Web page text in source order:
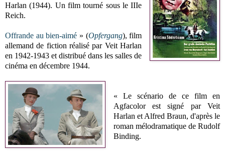
Harlan (1944). Un film tourné sous le IIIe
Reich.
Offrande au bien-aimé » (Opfergang), film
allemand de fiction réalisé par Veit Harlan
en 1942-1943 et distribué dans les salles de
cinéma en décembre 1944.
« Le scénario de ce film en
Agfacolor est signé par Veit
Harlan et Alfred Braun, d'après le
roman mélodramatique de Rudolf
Binding.